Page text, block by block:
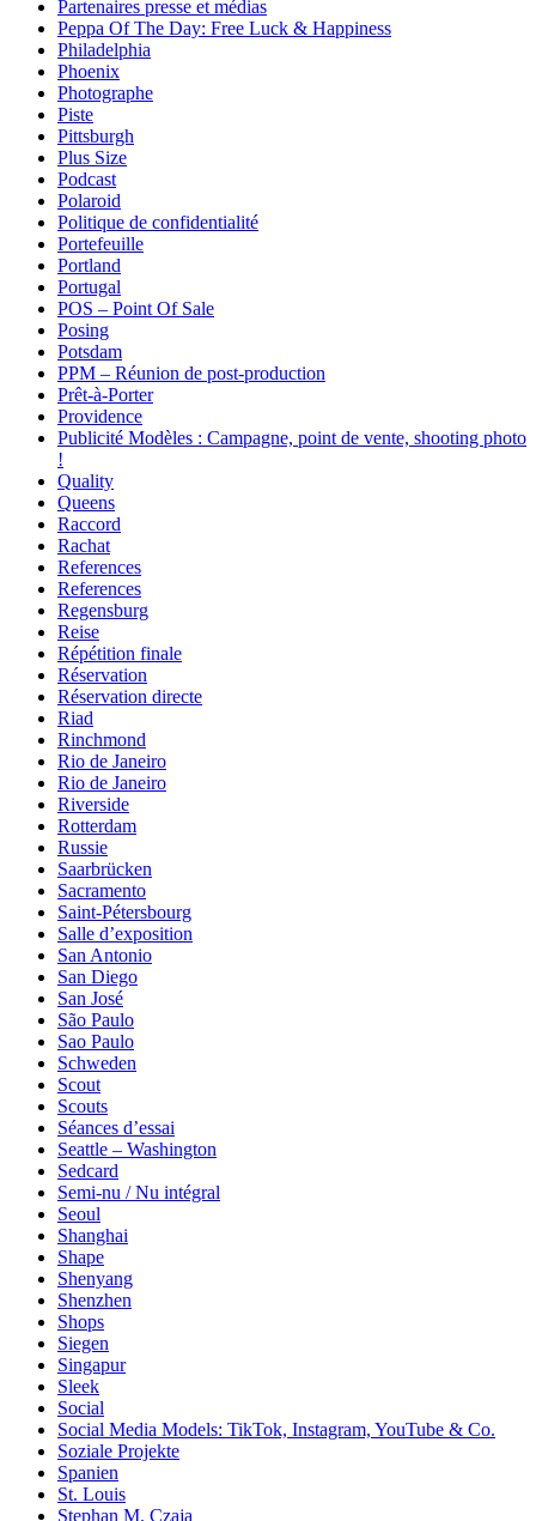
Partenaires presse et médias
Peppa Of The Day: Free Luck & Happiness
Philadelphia
Phoenix
Photographe
Piste
Pittsburgh
Plus Size
Podcast
Polaroid
Politique de confidentialité
Portefeuille
Portland
Portugal
POS – Point Of Sale
Posing
Potsdam
PPM – Réunion de post-production
Prêt-à-Porter
Providence
Publicité Modèles : Campagne, point de vente, shooting photo
!
Quality
Queens
Raccord
Rachat
References
References
Regensburg
Reise
Répétition finale
Réservation
Réservation directe
Riad
Rinchmond
Rio de Janeiro
Rio de Janeiro
Riverside
Rotterdam
Russie
Saarbrücken
Sacramento
Saint-Pétersbourg
Salle d’exposition
San Antonio
San Diego
San José
São Paulo
Sao Paulo
Schweden
Scout
Scouts
Séances d’essai
Seattle – Washington
Sedcard
Semi-nu / Nu intégral
Seoul
Shanghai
Shape
Shenyang
Shenzhen
Shops
Siegen
Singapur
Sleek
Social
Social Media Models: TikTok, Instagram, YouTube & Co.
Soziale Projekte
Spanien
St. Louis
Stephan M. Czaja